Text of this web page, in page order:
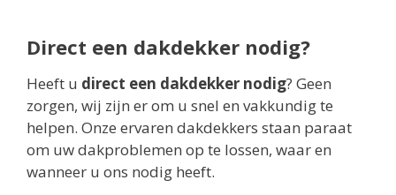
Direct een dakdekker nodig?
Heeft u direct een dakdekker nodig? Geen
zorgen, wij zijn er om u snel en vakkundig te
helpen. Onze ervaren dakdekkers staan paraat
om uw dakproblemen op te lossen, waar en
wanneer u ons nodig heeft.